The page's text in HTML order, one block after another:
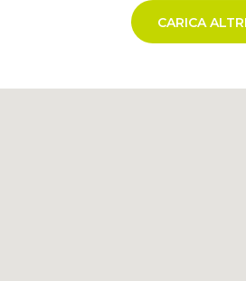
CARICA ALTRI